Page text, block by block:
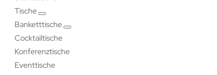
Tische
Banketttische
Cocktailtische
Konferenztische
Eventtische